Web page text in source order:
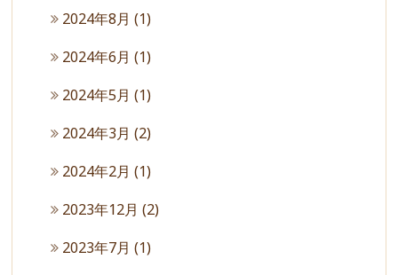
2024年8月 (1)
2024年6月 (1)
2024年5月 (1)
2024年3月 (2)
2024年2月 (1)
2023年12月 (2)
2023年7月 (1)